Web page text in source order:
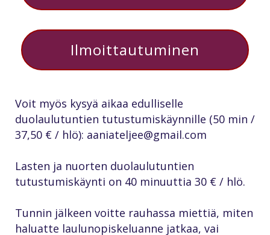
Ilmoittautuminen
Voit myös kysyä aikaa edulliselle
duolaulutuntien tutustumiskäynnille (50 min /
37,50 € / hlö): aaniateljee@gmail.com
Lasten ja nuorten duolaulutuntien
tutustumiskäynti on 40 minuuttia 30 € / hlö.
Tunnin jälkeen voitte rauhassa miettiä, miten
haluatte laulunopiskeluanne jatkaa, vai